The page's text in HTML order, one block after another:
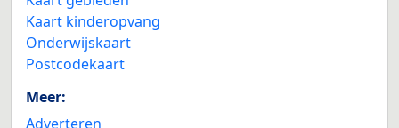
Kaart kinderopvang
Onderwijskaart
Postcodekaart
Meer:
Adverteren